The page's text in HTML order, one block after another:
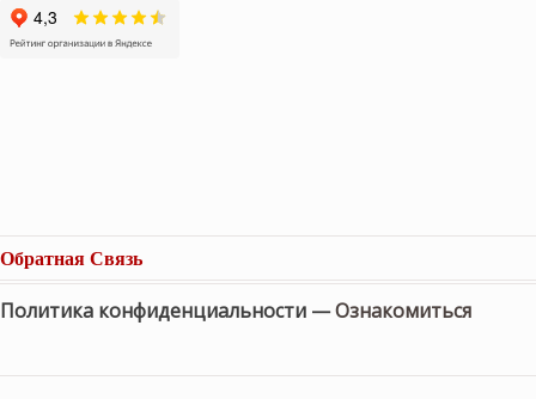
Обратная Связь
Политика конфиденциальности —Ознакомиться